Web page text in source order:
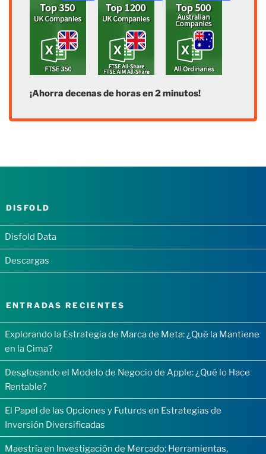
¡Ahorra decenas de horas en 2 minutos!
DISFOLD
Disfold Data
Descargas
ENTRADAS RECIENTES
Explorando la Estrategia de Marca de Meta: ¿Qué la Mantiene
en la Cima?
Desglosando el Modelo de Negocio de Apple: ¿Qué lo Hace
Rentable?
El Papel de las Opciones y Futuros en Estrategias de
Inversión Diversificadas
Maestría en Investigación de Mercado: Herramientas,